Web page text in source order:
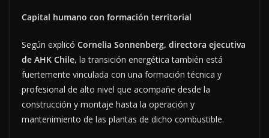
Capital humano con formación territorial
Según explicó Cornelia Sonnenberg, directora ejecutiva
de AHK Chile, la transición energética también está
fuertemente vinculada con una formación técnica y
profesional de alto nivel que acompañe desde la
construcción y montaje hasta la operación y
mantenimiento de las plantas de dicho combustible.